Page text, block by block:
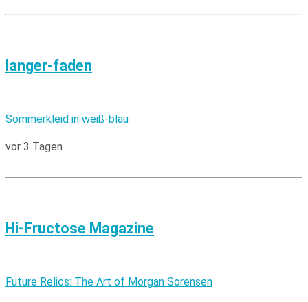
langer-faden
Sommerkleid in weiß-blau
vor 3 Tagen
Hi-Fructose Magazine
Future Relics: The Art of Morgan Sorensen